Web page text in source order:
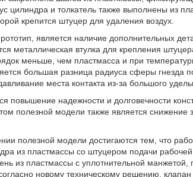
цилиндра и толкатель также выполнены из
крепится штуцер для удаления воздух.
является наличие дополнительных
металлическая втулка для крепления
меньше, чем пластмасса и при
большая разница радиуса сферы гнезда
места контакта из-за большого
повышение надежности и долговечности
полезной модели также является снижение
полезной модели достигаются тем, что
из пластмассы со штуцером подачи
из пластмассы с уплотнительной манжетой,
новому техническому решению,